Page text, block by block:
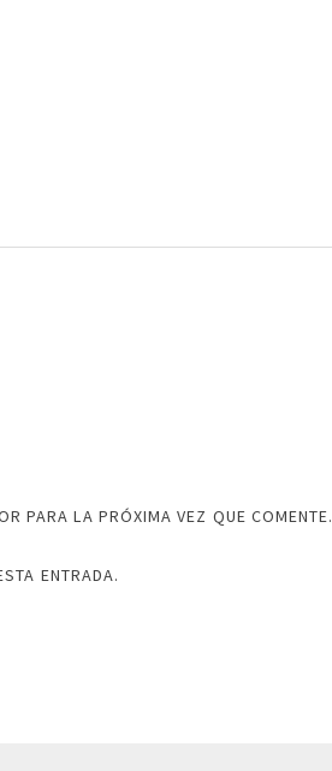
PARA LA PRÓXIMA VEZ QUE COMENTE.
ENTRADA.